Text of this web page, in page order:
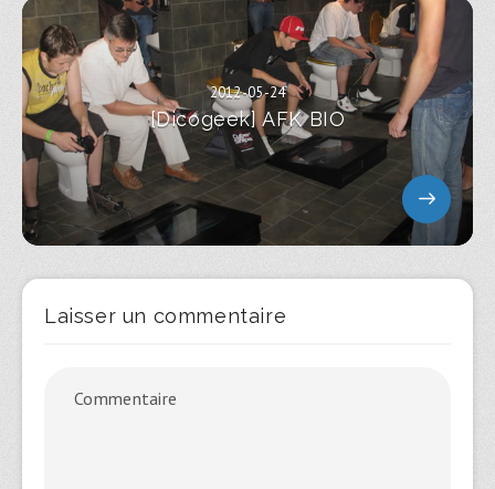
2012-05-24
[Dicogeek] AFK BIO
Laisser un commentaire